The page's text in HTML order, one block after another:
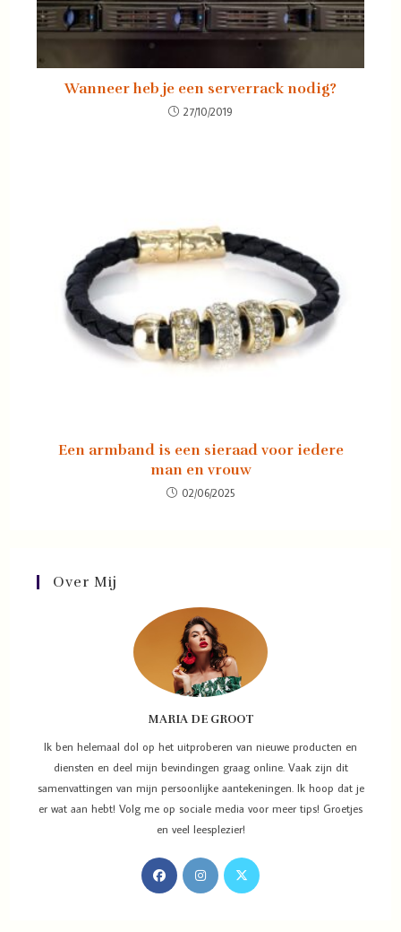
Wanneer heb je een serverrack nodig?
27/10/2019
Een armband is een sieraad voor iedere
man en vrouw
02/06/2025
Over Mij
MARIA DE GROOT
Ik ben helemaal dol op het uitproberen van nieuwe producten en
diensten en deel mijn bevindingen graag online. Vaak zijn dit
samenvattingen van mijn persoonlijke aantekeningen. Ik hoop dat je
er wat aan hebt! Volg me op sociale media voor meer tips! Groetjes
en veel leesplezier!